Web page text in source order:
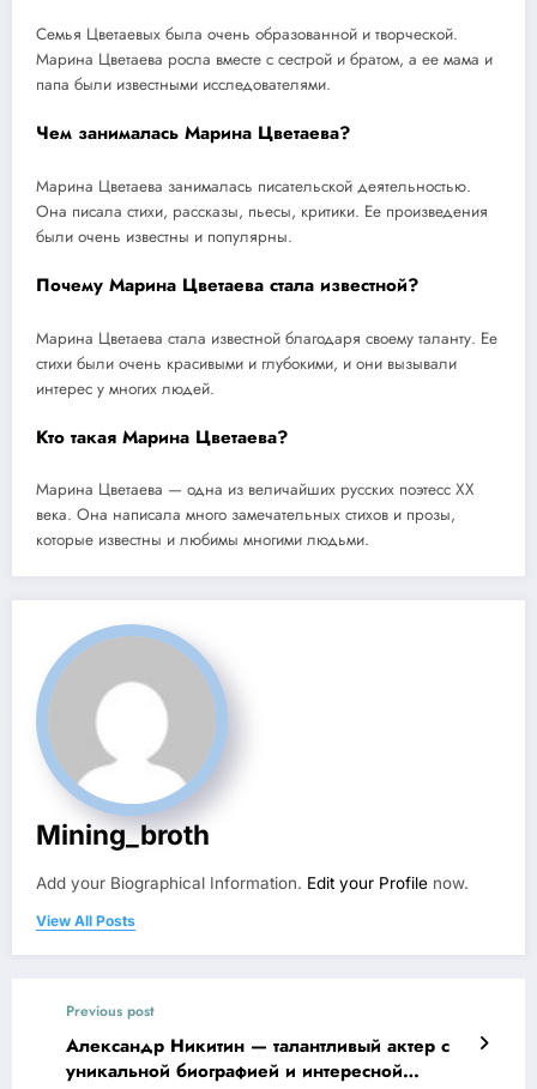
Семья Цветаевых была очень образованной и творческой.
Марина Цветаева росла вместе с сестрой и братом, а ее мама и
папа были известными исследователями.
Чем занималась Марина Цветаева?
Марина Цветаева занималась писательской деятельностью.
Она писала стихи, рассказы, пьесы, критики. Ее произведения
были очень известны и популярны.
Почему Марина Цветаева стала известной?
Марина Цветаева стала известной благодаря своему таланту. Ее
стихи были очень красивыми и глубокими, и они вызывали
интерес у многих людей.
Кто такая Марина Цветаева?
Марина Цветаева — одна из величайших русских поэтесс XX
века. Она написала много замечательных стихов и прозы,
которые известны и любимы многими людьми.
Mining_broth
Add your Biographical Information. Edit your Profile now.
View All Posts
Previous post
Александр Никитин — талантливый актер с
уникальной биографией и интересной